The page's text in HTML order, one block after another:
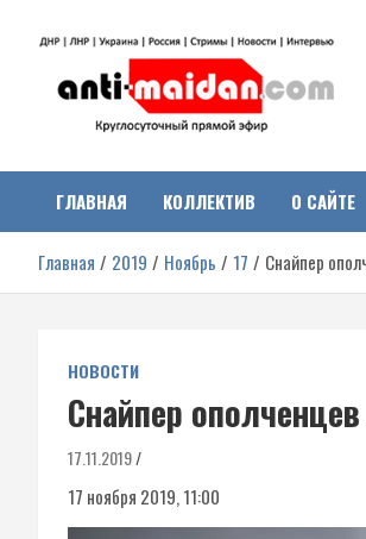
Антимайдан:
Гражданская
Украине
о гражданской войне на Украине, включая
ДНР, ЛНР и других регионах.
ГЛАВНАЯ КОЛЛЕКТИВ О САЙТЕ
Главная 2019 Ноябрь 17 Снайпер
НОВОСТИ
Снайпер
17.11.2019
17 ноября 2019, 11:00